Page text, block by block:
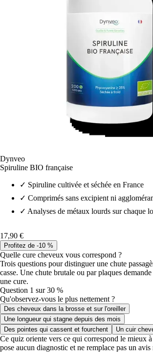
Dynveo
Spiruline BIO française
✓ Spiruline cultivée et séchée en France
✓ Comprimés sans excipient ni
✓ Analyses de métaux lourds sur chaque
17,90 €
Profitez de -10 %
Quelle cure cheveux vous correspond ?
Trois questions pour distinguer une chute
casse. Une chute brutale ou par plaques
une cure.
Question 1 sur 30 %
Qu'observez-vous le plus nettement ?
Des cheveux dans la brosse et sur l'oreiller
Une longueur qui stagne depuis des mois
Des pointes qui cassent et fourchent
Un cuir
Ce quiz oriente vers ce qui correspond le mieux
pose aucun diagnostic et ne remplace pas un avis